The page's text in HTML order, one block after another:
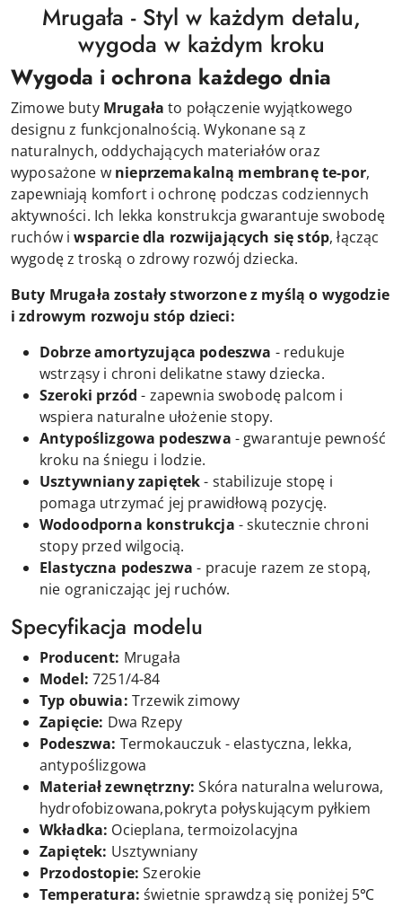
Mrugała - Styl w każdym detalu,
wygoda w każdym kroku
Wygoda i ochrona każdego dnia
Zimowe buty Mrugała to połączenie wyjątkowego
designu z funkcjonalnością. Wykonane są z
naturalnych, oddychających materiałów oraz
wyposażone w nieprzemakalną membranę te-por,
zapewniają komfort i ochronę podczas codziennych
aktywności. Ich lekka konstrukcja gwarantuje swobodę
ruchów iwsparcie dla rozwijających się stóp, łącząc
wygodę z troską o zdrowy rozwój dziecka.
Buty Mrugała zostały stworzone z myślą o wygodzie
i zdrowym rozwoju stóp dzieci:
Dobrze amortyzująca podeszwa - redukuje
wstrząsy i chroni delikatne stawy dziecka.
Szeroki przód - zapewnia swobodę palcom i
wspiera naturalne ułożenie stopy.
Antypoślizgowa podeszwa - gwarantuje pewność
kroku na śniegu i lodzie.
Usztywniany zapiętek- stabilizuje stopę i
pomaga utrzymać jej prawidłową pozycję.
Wodoodporna konstrukcja - skutecznie chroni
stopy przed wilgocią.
Elastyczna podeszwa - pracuje razem ze stopą,
nie ograniczając jej ruchów.
Specyfikacja modelu
Producent: Mrugała
Model: 7251/4-84
Typ obuwia: Trzewik zimowy
Zapięcie: Dwa Rzepy
Podeszwa: Termokauczuk - elastyczna, lekka,
antypoślizgowa
Materiał zewnętrzny: Skóra naturalna welurowa,
hydrofobizowana,pokryta połyskującym pyłkiem
Wkładka: Ocieplana, termoizolacyjna
Zapiętek: Usztywniany
Przodostopie: Szerokie
Temperatura: świetnie sprawdzą się poniżej 5℃